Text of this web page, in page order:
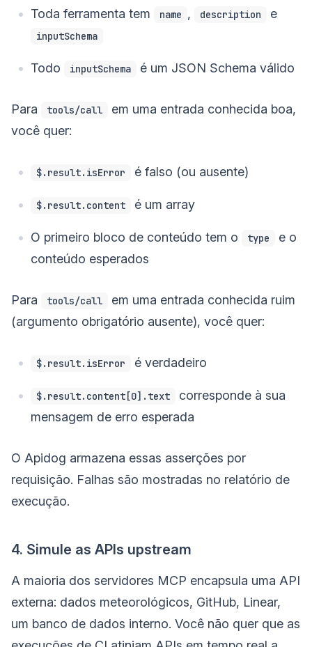
Toda ferramenta tem name , description e
inputSchema
Todo inputSchema é um JSON Schema válido
Para tools/call
em uma entrada conhecida boa,
você quer:
$.result.isError é falso (ou ausente)
$.result.content é um array
O primeiro bloco de conteúdo tem o type
e o
conteúdo esperados
Para tools/call
em uma entrada conhecida ruim
(argumento obrigatório ausente), você quer:
$.result.isError é verdadeiro
$.result.content[0].text
corresponde à sua
mensagem de erro esperada
O Apidog armazena essas asserções por
requisição. Falhas são mostradas no relatório de
execução.
4. Simule as APIs upstream
A maioria dos servidores MCP encapsula uma API
externa: dados meteorológicos, GitHub, Linear,
um banco de dados interno. Você não quer que as